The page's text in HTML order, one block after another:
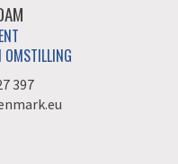
397